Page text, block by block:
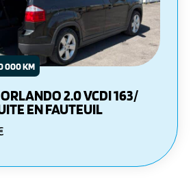
000 KM
2.0 VCDI 163/
EN FAUTEUIL